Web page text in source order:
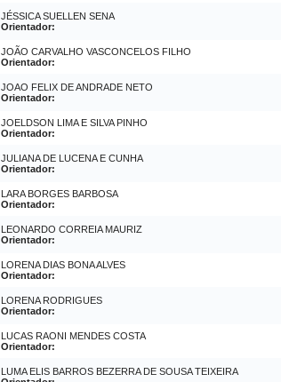
JÉSSICA SUELLEN SENA
Orientador:
JOÃO CARVALHO VASCONCELOS FILHO
Orientador:
JOAO FELIX DE ANDRADE NETO
Orientador:
JOELDSON LIMA E SILVA PINHO
Orientador:
JULIANA DE LUCENA E CUNHA
Orientador:
LARA BORGES BARBOSA
Orientador:
LEONARDO CORREIA MAURIZ
Orientador:
LORENA DIAS BONA ALVES
Orientador:
LORENA RODRIGUES
Orientador:
LUCAS RAONI MENDES COSTA
Orientador:
LUMA ELIS BARROS BEZERRA DE SOUSA TEIXEIRA